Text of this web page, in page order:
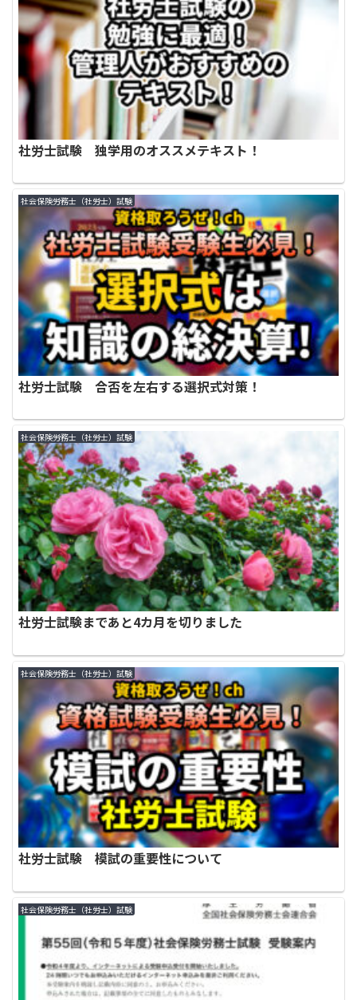
社労士試験 独学用のオススメテキスト！
社会保険労務士（社労士）試験
社労士試験 合否を左右する選択式対策！
社会保険労務士（社労士）試験
社労士試験まであと4カ月を切りました
社会保険労務士（社労士）試験
社労士試験 模試の重要性について
社会保険労務士（社労士）試験